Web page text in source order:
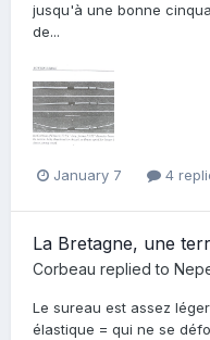
jusqu'à une bonne
de...
January 7 4
La Bretagne, une
Corbeau replied to
Le sureau est assez
élastique = qui ne se